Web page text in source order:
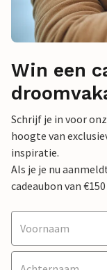
Win een
Schrijf je in voor
hoogte van
inspiratie.
Als je je nu
cadeaubon van